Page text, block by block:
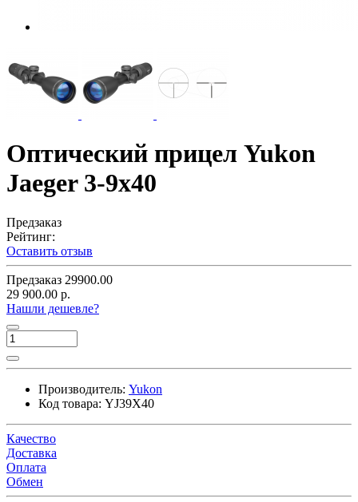
Оптический прицел Yukon
Jaeger 3-9x40
Предзаказ
Рейтинг:
Оставить отзыв
Предзаказ 29900.00
29 900.00 р.
Нашли дешевле?
Производитель: Yukon
Код товара: YJ39X40
Качество
Доставка
Оплата
Обмен